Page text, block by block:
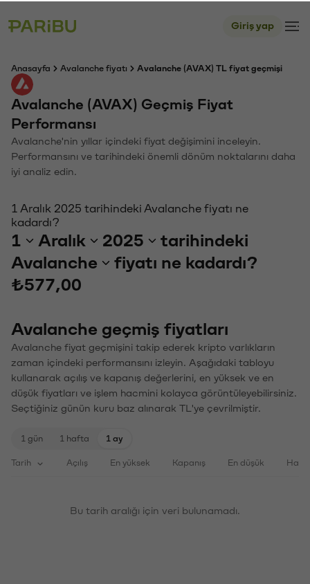
Giriş yap
Anasayfa Avalanche fiyatı Avalanche (AVAX) TL fiyat geçmişi
Avalanche (AVAX) Geçmiş Fiyat
Performansı
Avalanche'nin yıllar içindeki fiyat değişimini inceleyin.
Performansını ve tarihindeki önemli dönüm noktalarını daha
iyi analiz edin.
1 Aralık 2025 tarihindeki Avalanche fiyatı ne
kadardı?
1 Aralık 2025
tarihindeki
Avalanche
fiyatı ne kadardı?
₺577,00
Avalanche geçmiş fiyatları
Avalanche fiyat geçmişini takip ederek kripto varlıkların
zaman içindeki performansını izleyin. Aşağıdaki tabloyu
kullanarak açılış ve kapanış değerlerini, en yüksek ve en
düşük fiyatları ve işlem hacmini kolayca görüntüleyebilirsiniz.
Seçtiğiniz günün kuru baz alınarak TL'ye çevrilmiştir.
1 gün 1 hafta 1 ay
Tarih Açılış En yüksek Kapanış En düşük
Bu tarih aralığı için veri bulunamadı.